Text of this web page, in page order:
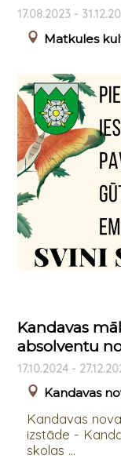
17.08.2023 -
Matkules
Kandavas
absolventu
17.10.2024 -
Kandavas
Kandavas
izstāde -
skolas ...